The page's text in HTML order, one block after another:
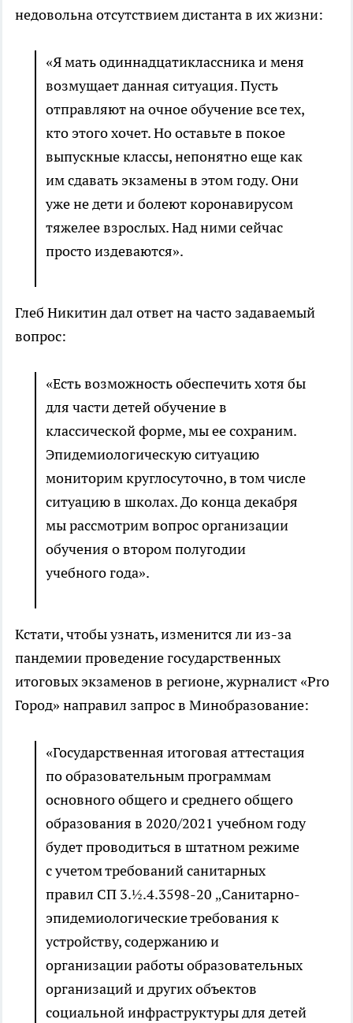
недовольна отсутствием дистанта в их жизни:
«Я мать одиннадцатиклассника и меня
возмущает данная ситуация. Пусть
отправляют на очное обучение все тех,
кто этого хочет. Но оставьте в покое
выпускные классы, непонятно еще как
им сдавать экзамены в этом году. Они
уже не дети и болеют коронавирусом
тяжелее взрослых. Над ними сейчас
просто издеваются».
Глеб Никитин дал ответ на часто задаваемый
вопрос:
«Есть возможность обеспечить хотя бы
для части детей обучение в
классической форме, мы ее сохраним.
Эпидемиологическую ситуацию
мониторим круглосуточно, в том числе
ситуацию в школах. До конца декабря
мы рассмотрим вопрос организации
обучения о втором полугодии
учебного года».
Кстати, чтобы узнать, изменится ли из-за
пандемии проведение государственных
итоговых экзаменов в регионе, журналист «Pro
Город» направил запрос в Минобразование:
«Государственная итоговая аттестация
по образовательным программам
основного общего и среднего общего
образования в 2020/2021 учебном году
будет проводиться в штатном режиме
с учетом требований санитарных
правил СП 3.½.4.3598-20 „Санитарно-
эпидемиологические требования к
устройству, содержанию и
организации работы образовательных
организаций и других объектов
социальной инфраструктуры для детей